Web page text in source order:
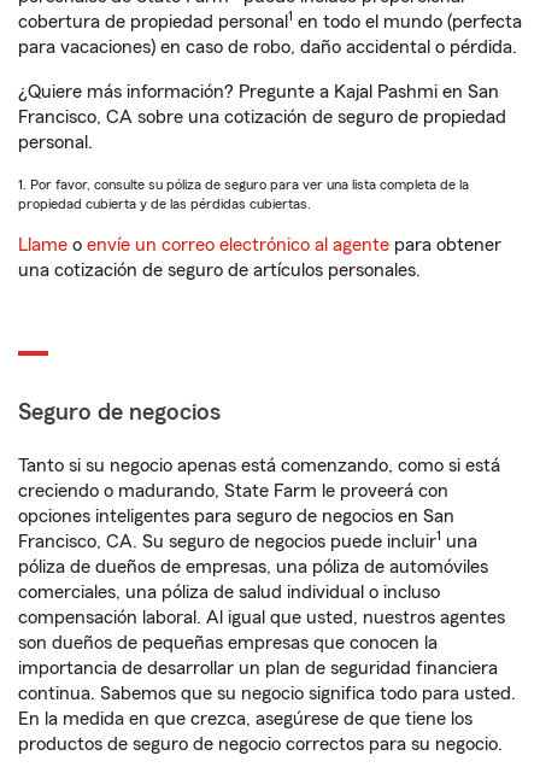
cobertura de propiedad personal 1 en todo el mundo (perfecta
para vacaciones) en caso de robo, daño accidental o pérdida.
¿Quiere más información? Pregunte a Kajal Pashmi en San
Francisco, CA sobre una cotización de seguro de propiedad
personal.
1. Por favor, consulte su póliza de seguro para ver una lista completa de la
propiedad cubierta y de las pérdidas cubiertas.
Llame o envíe un correo electrónico al agente para obtener
una cotización de seguro de artículos personales.
Seguro de negocios
Tanto si su negocio apenas está comenzando, como si está
creciendo o madurando, State Farm le proveerá con
opciones inteligentes para seguro de negocios en San
Francisco, CA. Su seguro de negocios puede incluir1 una
póliza de dueños de empresas, una póliza de automóviles
comerciales, una póliza de salud individual o incluso
compensación laboral. Al igual que usted, nuestros agentes
son dueños de pequeñas empresas que conocen la
importancia de desarrollar un plan de seguridad financiera
continua. Sabemos que su negocio significa todo para usted.
En la medida en que crezca, asegúrese de que tiene los
productos de seguro de negocio correctos para su negocio.